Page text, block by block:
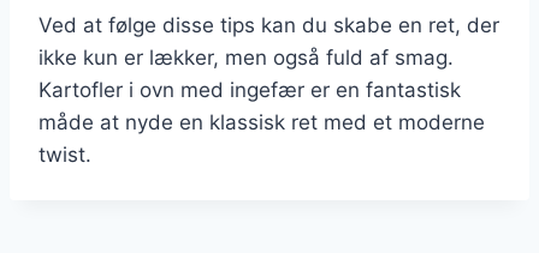
Ved at følge disse tips kan du skabe en ret, der
ikke kun er lækker, men også fuld af smag.
Kartofler i ovn med ingefær er en fantastisk
måde at nyde en klassisk ret med et moderne
twist.